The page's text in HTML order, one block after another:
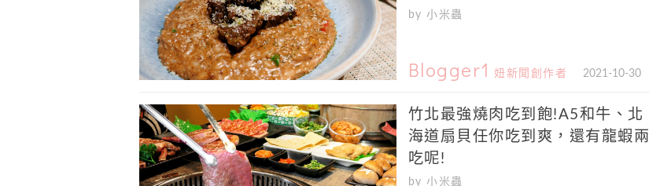
by 小米蟲
Blogger1 妞新聞創作者 2021-10-30
竹北最強燒肉吃到飽!A5和牛、北
海道扇貝任你吃到爽，還有龍蝦兩
吃呢!
by 小米蟲